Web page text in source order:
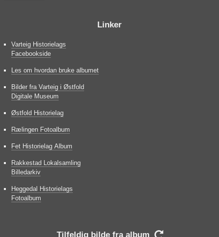
Linker
Varteig Historielags
Facebookside
Les om hvordan bruke albumet
Bilder fra Varteig i Østfold
Digitale Museum
Østfold Historielag
Rælingen Fotoalbum
Fet Historielag Album
Rakkestad Lokalsamling
Billedarkiv
Heggedal Historielags
Fotoalbum
Tilfeldig bilde fra album 